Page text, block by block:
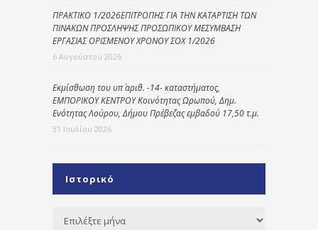
ΠΡΑΚΤΙΚΟ 1/2026ΕΠΙΤΡΟΠΗΣ ΓΙΑ ΤΗΝ ΚΑΤΑΡΤΙΣΗ ΤΩΝ
ΠΙΝΑΚΩΝ ΠΡΟΣΛΗΨΗΣ ΠΡΟΣΩΠΙΚΟΥ ΜΕΣΥΜΒΑΣΗ
ΕΡΓΑΣΙΑΣ ΟΡΙΣΜΕΝΟΥ ΧΡΟΝΟΥ ΣΟΧ 1/2026
6 Αυγούστου 2026
Εκμίσθωση του υπ΄ αριθ. -14- καταστήματος,
ΕΜΠΟΡΙΚΟΥ ΚΕΝΤΡΟΥ Κοινότητας Ωρωπού, Δημ.
Ενότητας Λούρου, Δήμου Πρέβεζας εμβαδού 17,50 τ.μ.
31 Ιουλίου 2026
Ιστορικό
Ιστορικό